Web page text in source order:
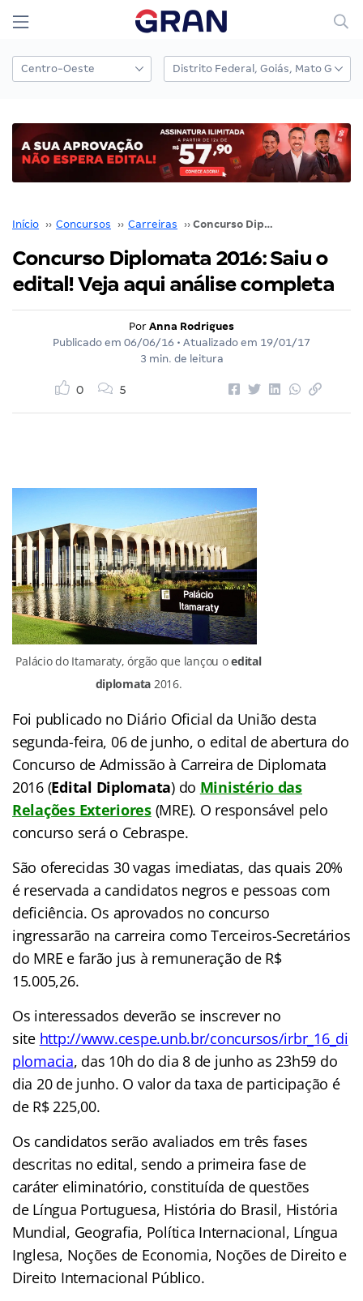
Início ›› Concursos ›› Carreiras ›› Concurso Diplomata 2016: Saiu o edital! Veja aqui análise completa
Concurso Diplomata 2016: Saiu o
edital! Veja aqui análise completa
Por Anna Rodrigues
Publicado em 06/06/16 • Atualizado em 19/01/17
3 min. de leitura
0 5
Palácio do Itamaraty, órgão que lançou oedital
diplomata 2016.
Foi publicado no Diário Oficial da União desta
segunda-feira, 06 de junho, o edital de abertura do
Concurso de Admissão à Carreira de Diplomata
2016 (Edital Diplomata) do Ministério das
Relações Exteriores (MRE). O responsável pelo
concurso será o Cebraspe.
São oferecidas 30 vagas imediatas, das quais 20%
é reservada a candidatos negros e pessoas com
deficiência. Os aprovados no concurso
ingressarão na carreira como Terceiros-Secretários
do MRE e farão jus à remuneração de R$
15.005,26.
Os interessados deverão se inscrever no
site http://www.cespe.unb.br/concursos/irbr_16_di
plomacia, das 10h do dia 8 de junho as 23h59 do
dia 20 de junho. O valor da taxa de participação é
de R$ 225,00.
Os candidatos serão avaliados em três fases
descritas no edital, sendo a primeira fase de
caráter eliminatório, constituída de questões
de Língua Portuguesa, História do Brasil, História
Mundial, Geografia, Política Internacional, Língua
Inglesa, Noções de Economia, Noções de Direito e
Direito Internacional Público.